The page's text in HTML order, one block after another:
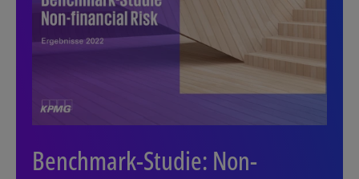
Benchmark-Studie: Non-